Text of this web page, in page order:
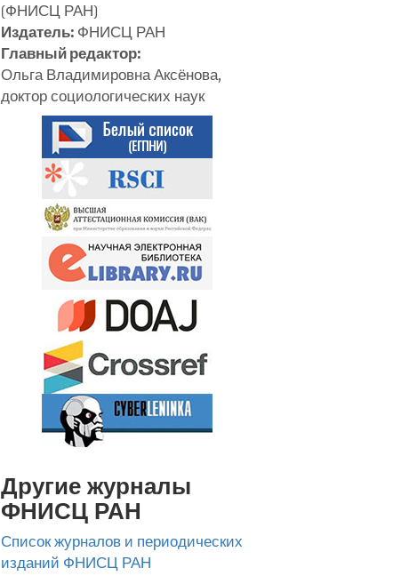
(ФНИСЦ РАН)
Издатель: ФНИСЦ РАН
Главный редактор:
Ольга Владимировна Аксёнова,
доктор социологических наук
Другие журналы
ФНИСЦ РАН
Список журналов и периодических
изданий ФНИСЦ РАН